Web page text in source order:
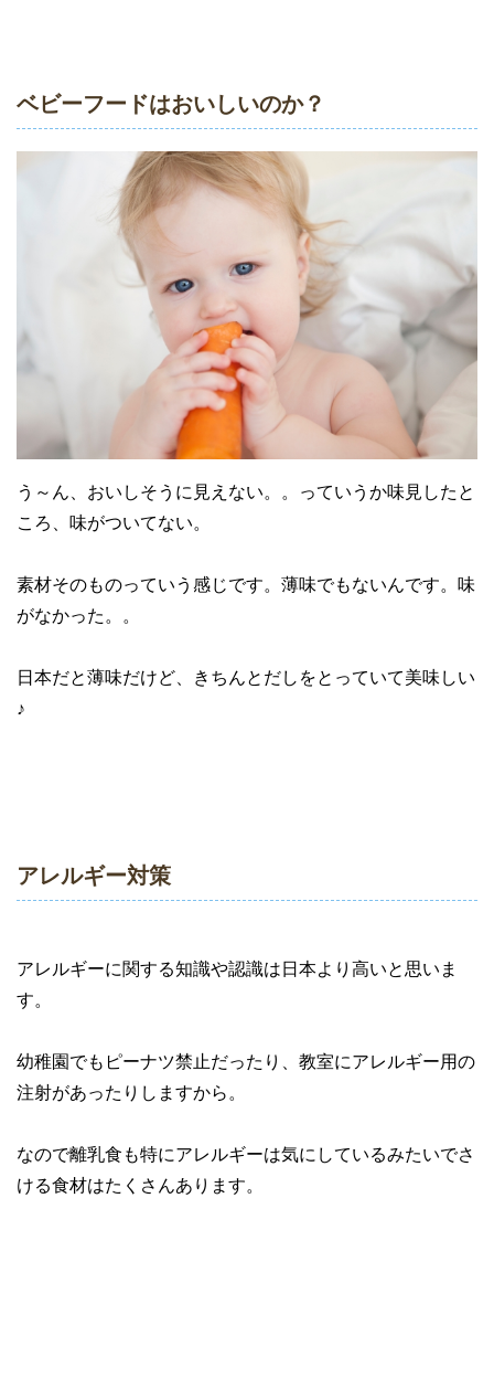
ベビーフードはおいしいのか？
う～ん、おいしそうに見えない。。っていうか味見したと
ころ、味がついてない。
素材そのものっていう感じです。薄味でもないんです。味
がなかった。。
日本だと薄味だけど、きちんとだしをとっていて美味しい
♪
アレルギー対策
アレルギーに関する知識や認識は日本より高いと思いま
す。
幼稚園でもピーナツ禁止だったり、教室にアレルギー用の
注射があったりしますから。
なので離乳食も特にアレルギーは気にしているみたいでさ
ける食材はたくさんあります。